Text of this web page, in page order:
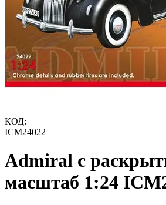
КОД:
ICM24022
Admiral c
масштаб 1:24